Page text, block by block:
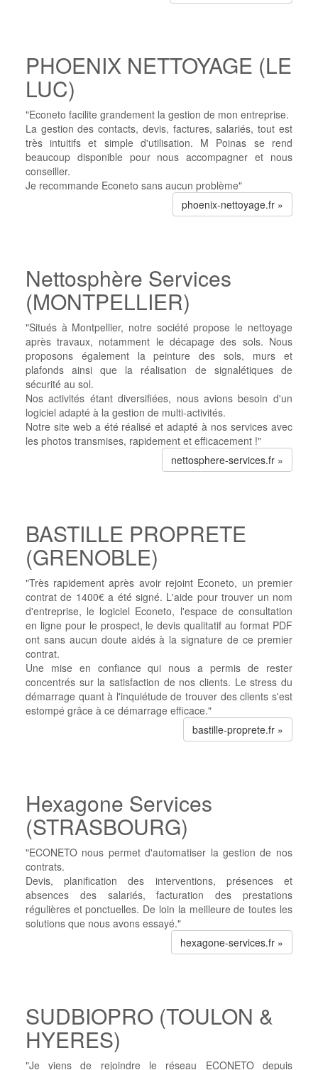
PHOENIX NETTOYAGE (LE
LUC)
"Econeto facilite grandement la gestion de mon entreprise.
La gestion des contacts, devis, factures, salariés, tout est
très intuitifs et simple d'utilisation. M Poinas se rend
beaucoup disponible pour nous accompagner et nous
conseiller.
Je recommande Econeto sans aucun problème"
phoenix-nettoyage.fr »
Nettosphère Services
(MONTPELLIER)
"Situés à Montpellier, notre société propose le nettoyage
après travaux, notamment le décapage des sols. Nous
proposons également la peinture des sols, murs et
plafonds ainsi que la réalisation de signalétiques de
sécurité au sol.
Nos activités étant diversifiées, nous avions besoin d'un
logiciel adapté à la gestion de multi-activités.
Notre site web a été réalisé et adapté à nos services avec
les photos transmises, rapidement et efficacement !"
nettosphere-services.fr »
BASTILLE PROPRETE
(GRENOBLE)
"Très rapidement après avoir rejoint Econeto, un premier
contrat de 1400€ a été signé. L'aide pour trouver un nom
d'entreprise, le logiciel Econeto, l'espace de consultation
en ligne pour le prospect, le devis qualitatif au format PDF
ont sans aucun doute aidés à la signature de ce premier
contrat.
Une mise en confiance qui nous a permis de rester
concentrés sur la satisfaction de nos clients. Le stress du
démarrage quant à l'inquiétude de trouver des clients s'est
estompé grâce à ce démarrage efficace."
bastille-proprete.fr »
Hexagone Services
(STRASBOURG)
"ECONETO nous permet d'automatiser la gestion de nos
contrats.
Devis, planification des interventions, présences et
absences des salariés, facturation des prestations
régulières et ponctuelles. De loin la meilleure de toutes les
solutions que nous avons essayé."
hexagone-services.fr »
SUDBIOPRO (TOULON &
HYERES)
"Je viens de rejoindre le réseau ECONETO depuis